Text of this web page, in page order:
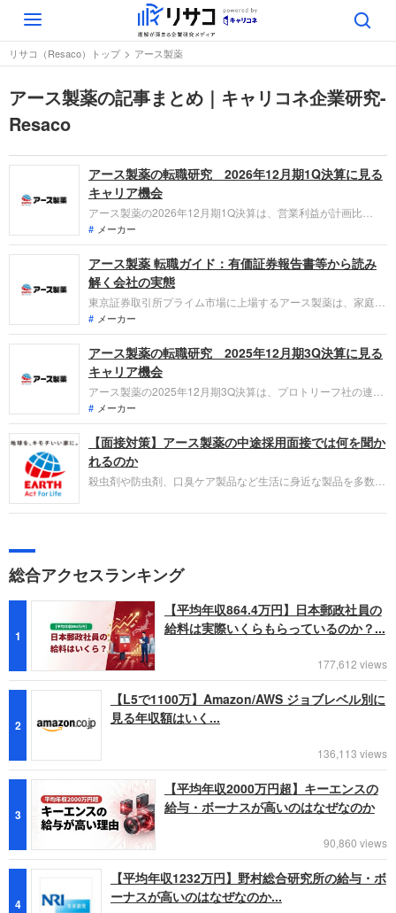
Toggle
navigation
リサコ（Resaco）トップ アース製薬
アース製薬の記事まとめ｜キャリコネ企業研究-
Resaco
アース製薬の転職研究 2026年12月期1Q決算に見る
キャリア機会
アース製薬の2026年12月期1Q決算は、営業利益が計画比
27.3%増と大幅な上振れを達成。中国子会社の解散といった大
胆な構造改革を断行する一方で、園芸用品や海外展開など成長
領域への投資を加速させています。変革期にある同社が求める
人材像と、転職者が担える役割を整理します。
メーカー
アース製薬 転職ガイド：有価証券報告書等から読み
解く会社の実態
東京証券取引所プライム市場に上場するアース製薬は、家庭用
品事業および総合環境衛生事業を展開しています。当期は虫ケ
ア用品や口腔衛生用品の好調、海外事業の拡大により過去最高
水準の売上を記録し、増収増益を達成しました。構造改革や高
付加価値化が奏功し、収益性の改善が進んでいます。
メーカー
アース製薬の転職研究 2025年12月期3Q決算に見る
キャリア機会
アース製薬の2025年12月期3Q決算は、プロトリーフ社の連結
効果と主力「モンダミン」の刷新により、営業利益が前年比
24.2%増と大幅増益を達成。2026年1月のバスクリン社統合を
見据えた構造改革も加速する中、変革期にある老舗メーカーで
専門性を活かしたい転職希望者向けの注目トピックを整理しま
す。
メーカー
【面接対策】アース製薬の中途採用面接では何を聞か
れるのか
殺虫剤や防虫剤、口臭ケア製品など生活に身近な製品を多数展
事への取り組み方やこれまでの成果を具体的に問われるほか、
ので事前にしっかり対策をすすめましょう。
総合アクセスランキング
1
【平均年収864.4万円】日本郵政社員の
給料は実際いくらもらっているのか？...
177,612 views
2
【L5で1100万】Amazon/AWS ジョブレベル別に
見る年収額はいく...
136,113 views
3
【平均年収2000万円超】キーエンスの
給与・ボーナスが高いのはなぜなのか
90,860 views
4
【平均年収1232万円】野村総合研究所の給与・ボ
ーナスが高いのはなぜなのか...